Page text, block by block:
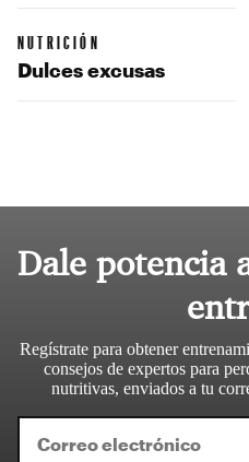
NUTRICIÓN
Dulces excusas
Dale potencia
Regístrate para obtener
consejos de expertos para
nutritivas, enviados a tu